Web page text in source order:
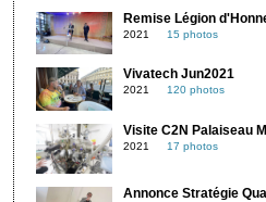
Remise Légion
2021 15 photos
Vivatech Jun2021
2021 120 photos
Visite C2N Palaiseau
2021 17 photos
Annonce Stratégie